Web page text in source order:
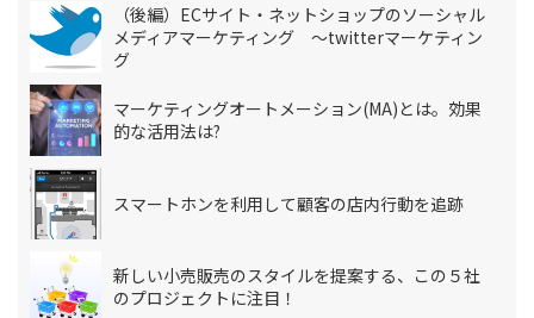
（後編）ECサイト・ネットショップのソーシャル
メディアマーケティング ～twitterマーケティン
グ
マーケティングオートメーション(MA)とは。効果
的な活用法は?
スマートホンを利用して顧客の店内行動を追跡
新しい小売販売のスタイルを提案する、この５社
のプロジェクトに注目！